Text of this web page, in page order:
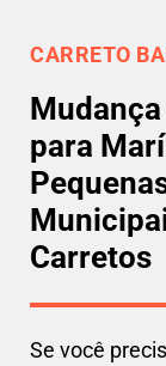
CARRETO
para
Carretos
Se você